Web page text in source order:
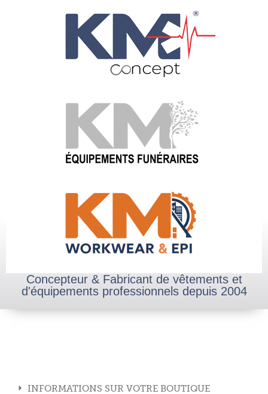
Concepteur & Fabricant de vêtements et
d'équipements professionnels depuis 2004
INFORMATIONS SUR VOTRE BOUTIQUE